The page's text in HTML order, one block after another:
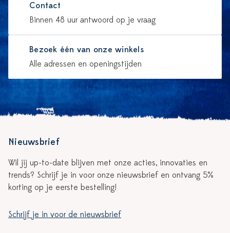
Contact
Binnen 48 uur antwoord op je vraag
Bezoek één van onze winkels
Alle adressen en openingstijden
Nieuwsbrief
Wil jij up-to-date blijven met onze acties, innovaties en
trends? Schrijf je in voor onze nieuwsbrief en ontvang 5%
korting op je eerste bestelling!
Schrijf je in voor de nieuwsbrief